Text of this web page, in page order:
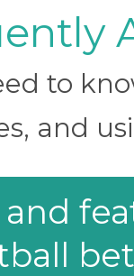
to
and